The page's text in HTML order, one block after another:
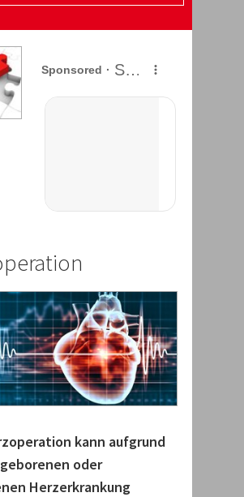
kann aufgrund
oder
Herzerkrankung